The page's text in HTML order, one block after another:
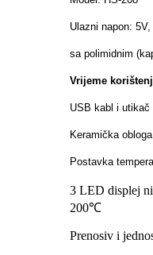
Ulazni napon:
sa polimidnim
Vrijeme
USB kabl i utikač
Keramička
Postavka
3 LED displej
200℃
Prenosiv i